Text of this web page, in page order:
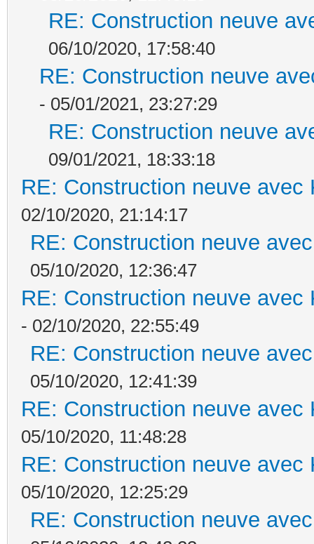
RE: Construction neuve
06/10/2020, 17:58:40
RE: Construction neuve
- 05/01/2021, 23:27:29
RE: Construction neuve
09/01/2021, 18:33:18
RE: Construction neuve avec
02/10/2020, 21:14:17
RE: Construction neuve
05/10/2020, 12:36:47
RE: Construction neuve avec
- 02/10/2020, 22:55:49
RE: Construction neuve
05/10/2020, 12:41:39
RE: Construction neuve avec
05/10/2020, 11:48:28
RE: Construction neuve avec
05/10/2020, 12:25:29
RE: Construction neuve